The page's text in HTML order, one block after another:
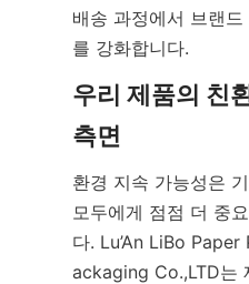
배송 과정에서 브랜드
를 강화합니다.
우리 제품의 친
측면
환경 지속 가능성은
모두에게 점점 더 중
다. Lu’An LiBo
ackaging Co.,LTD는